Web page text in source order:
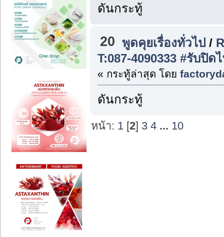
ดันกระทู้
20 พูดคุยเรื่องทั่วไป /
T:087-4090333 #รับปิ
« กระทู้ล่าสุด โดย
ดันกระทู้
หน้า: 1 [2] 3 4 ... 10